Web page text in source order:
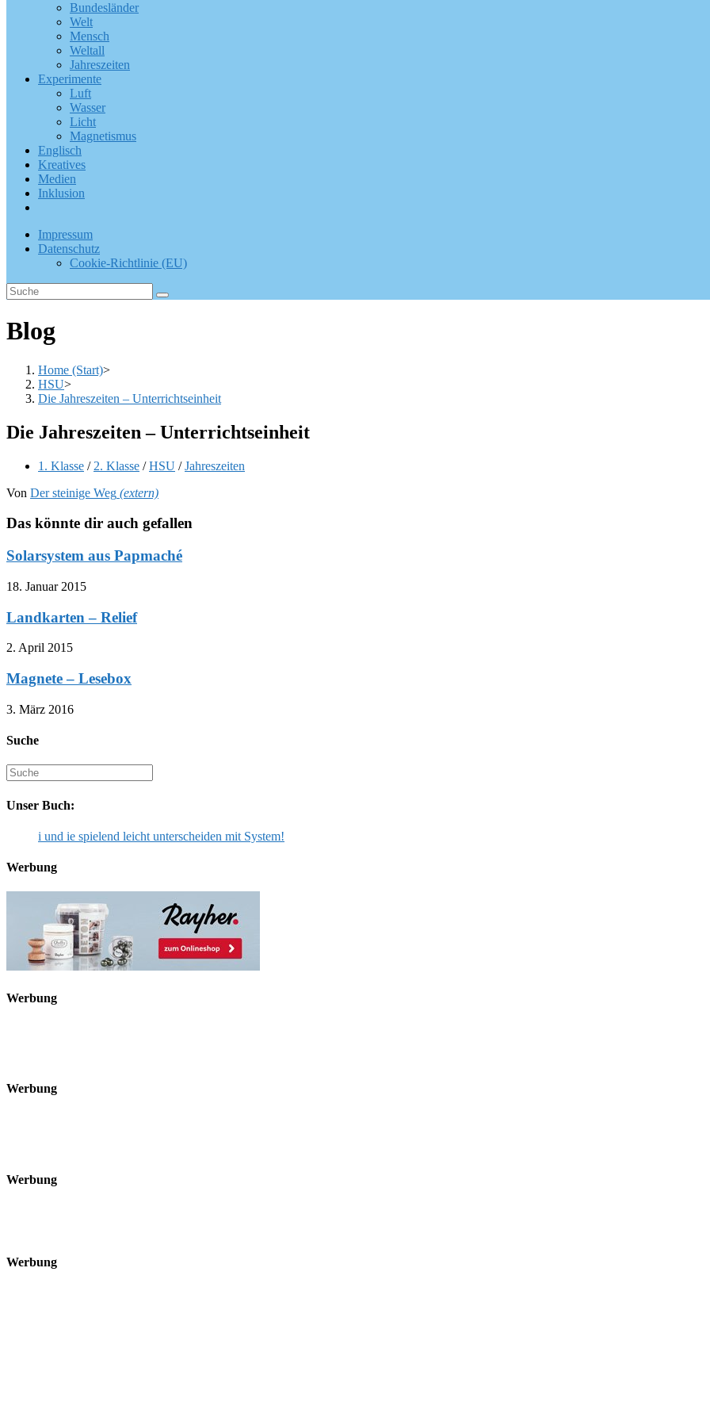
Bundesländer
Welt
Mensch
Weltall
Jahreszeiten
Experimente
Luft
Wasser
Licht
Magnetismus
Englisch
Kreatives
Medien
Inklusion
Impressum
Datenschutz
Cookie-Richtlinie (EU)
Blog
Home (Start)>
HSU>
Die Jahreszeiten – Unterrichtseinheit
Die Jahreszeiten – Unterrichtseinheit
Beitrags-
1. Klasse / 2. Klasse / HSU / Jahreszeiten
Von Der steinige Weg (extern)
Das könnte dir auch gefallen
Solarsystem aus Papmaché
18. Januar 2015
Landkarten – Relief
2. April 2015
Magnete – Lesebox
3. März 2016
Suche
Suche
nach:
Unser Buch:
i und ie spielend leicht unterscheiden mit System!
Werbung
Werbung
Werbung
Werbung
Werbung